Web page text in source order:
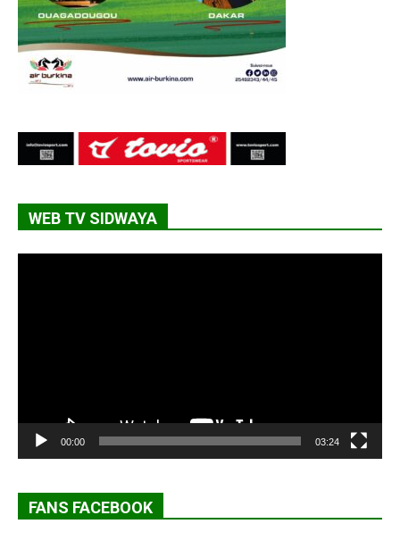
WEB TV SIDWAYA
00:00 03:24
FANS FACEBOOK